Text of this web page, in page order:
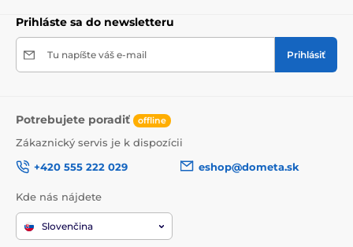
Prihláste sa do newsletteru
Tu napíšte váš e-mail Prihlásiť
Potrebujete poradiť offline
Zákaznický servis je k dispozícii
+420 555 222 029
eshop@dometa.sk
Kde nás nájdete
Slovenčina